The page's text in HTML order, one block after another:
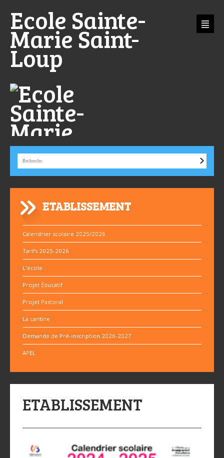
contenu.
à
la
navigation
Ecole Sainte-
Marie Saint-
Loup
ETABLISSEMENT
Calendrier scolaire 2025/2026
Tarifs 2025-2026
L'école
Projet Éducatif
Projet Pastoral
La cantine
Demande de Pré-inscription 2026-2027
APEL
ETABLISSEMENT